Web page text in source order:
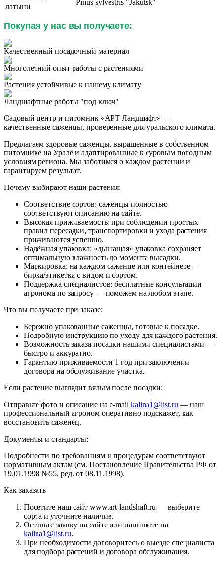
латыни
Pinus sylvestris "Jakutsk"
Покупая у нас вы получаете:
Качественный посадочный материал
Многолетний опыт работы с растениями
Растения устойчивые к нашему климату
Ландшафтные работы "под ключ"
Садовый центр и питомник «АРТ Ландшафт» —
качественные саженцы, проверенные для уральского климата.
Предлагаем здоровые саженцы, выращенные в собственном
питомнике на Урале и адаптированные к суровым погодным
условиям региона. Мы заботимся о каждом растении и
гарантируем результат.
Почему выбирают наши растения:
Соответствие сортов: саженцы полностью
соответствуют описанию на сайте.
Высокая приживаемость: при соблюдении простых
правил пересадки, транспортировки и ухода растения
приживаются успешно.
Надёжная упаковка: «дышащая» упаковка сохраняет
оптимальную влажность до момента высадки.
Маркировка: на каждом саженце или контейнере —
бирка/этикетка с видом и сортом.
Поддержка специалистов: бесплатные консультации
агронома по запросу — поможем на любом этапе.
Что вы получаете при заказе:
Бережно упакованные саженцы, готовые к посадке.
Подробную инструкцию по уходу для каждого растения.
Возможность заказа посадки нашими специалистами —
быстро и аккуратно.
Гарантию приживаемости 1 год при заключении
договора на обслуживание участка.
Если растение выглядит вялым после посадки:
Отправьте фото и описание на e-mail kalina1@list.ru — наш
профессиональный агроном оперативно подскажет, как
восстановить саженец.
Документы и стандарты:
Подробности по требованиям и процедурам соответствуют
нормативным актам (см. Постановление Правительства РФ от
19.01.1998 №55, ред. от 08.11.1998).
Как заказать
Посетите наш сайт www.art-landshaft.ru — выберите
сорта и уточните наличие.
Оставьте заявку на сайте или напишите на
kalina1@list.ru.
При необходимости договоритесь о выезде специалиста
для подбора растений и договора обслуживания.